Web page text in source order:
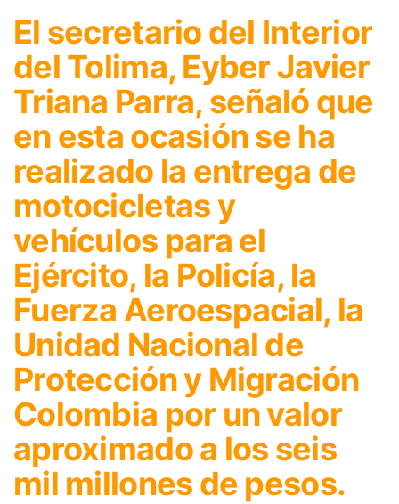
El secretario del Interior
del Tolima, Eyber Javier
Triana Parra, señaló que
en esta ocasión se ha
realizado la entrega de
motocicletas y
vehículos para el
Ejército, la Policía, la
Fuerza Aeroespacial, la
Unidad Nacional de
Protección y Migración
Colombia por un valor
aproximado a los seis
mil millones de pesos.